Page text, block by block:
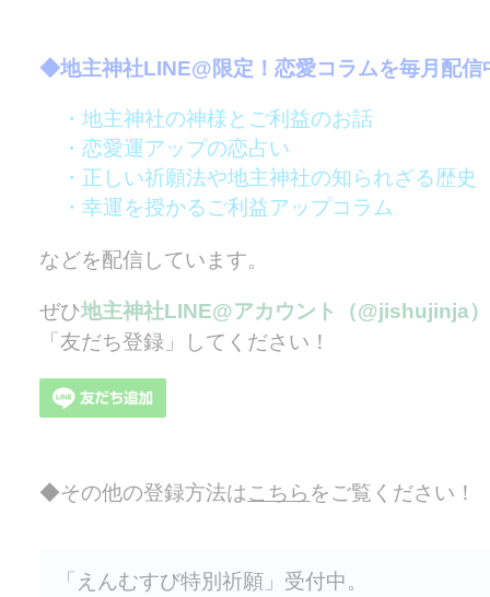
◆地主神社LINE@限定！恋愛コラムを毎月配信
・地主神社の神様とご利益のお話
・恋愛運アップの恋占い
・正しい祈願法や地主神社の知られざる歴史
・幸運を授かるご利益アップコラム
などを配信しています。
ぜひ地主神社LINE@アカウント（@jishujinja）
「友だち登録」してください！
その他の登録方法はこちら をご覧ください！
「えんむすび特別祈願」受付中。